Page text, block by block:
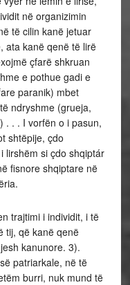
në organizimin
të cilin kanë jetuar
ata kanë qenë të lirë
çfarë shkruan
e pothue gadi e
paranik) mbet
ndryshme (grueja,
. . . I vorfën o i pasun,
shtëpije, çdo
lirshëm si çdo shqiptár
fisnore shqiptare në
trajtimi i individit, i të
tij, që kanë qenë
kanunore. 3).
patriarkale, në të
burri, nuk mund të